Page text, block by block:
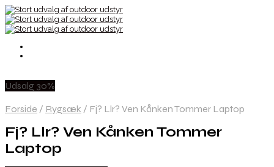
Udsalg 30%
Forside / Rygsæk / Fj? Llr? Ven Kånken Tommer Laptop
Fj? Llr? Ven Kånken Tommer
Laptop